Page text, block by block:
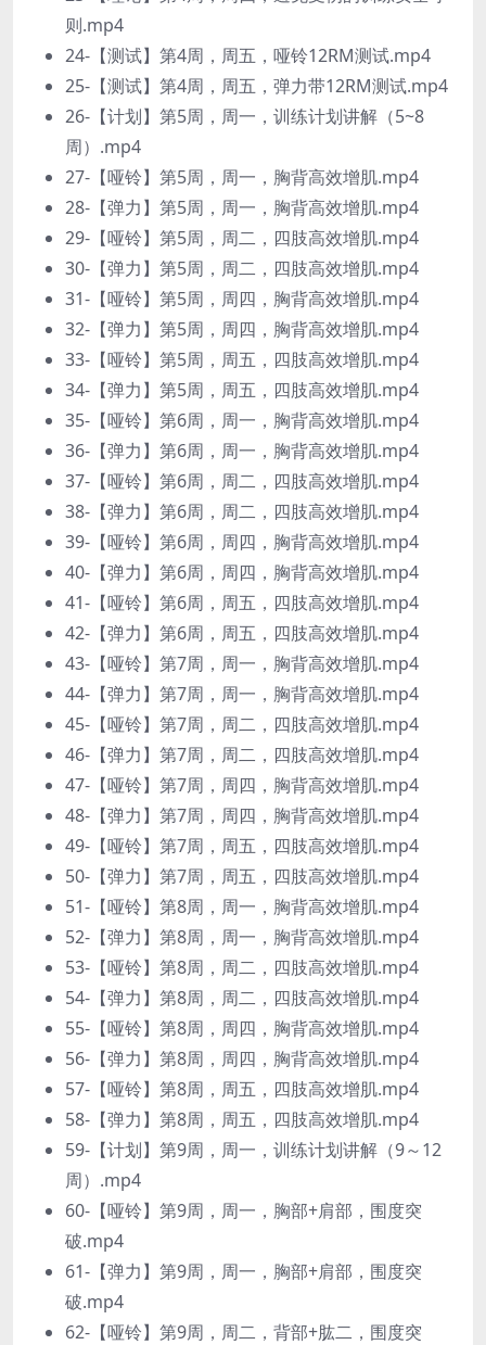
则.mp4
24-【测试】第4周，周五，哑铃12RM测试.mp4
25-【测试】第4周，周五，弹力带12RM测试.mp4
26-【计划】第5周，周一，训练计划讲解（5~8
周）.mp4
27-【哑铃】第5周，周一，胸背高效增肌.mp4
28-【弹力】第5周，周一，胸背高效增肌.mp4
29-【哑铃】第5周，周二，四肢高效增肌.mp4
30-【弹力】第5周，周二，四肢高效增肌.mp4
31-【哑铃】第5周，周四，胸背高效增肌.mp4
32-【弹力】第5周，周四，胸背高效增肌.mp4
33-【哑铃】第5周，周五，四肢高效增肌.mp4
34-【弹力】第5周，周五，四肢高效增肌.mp4
35-【哑铃】第6周，周一，胸背高效增肌.mp4
36-【弹力】第6周，周一，胸背高效增肌.mp4
37-【哑铃】第6周，周二，四肢高效增肌.mp4
38-【弹力】第6周，周二，四肢高效增肌.mp4
39-【哑铃】第6周，周四，胸背高效增肌.mp4
40-【弹力】第6周，周四，胸背高效增肌.mp4
41-【哑铃】第6周，周五，四肢高效增肌.mp4
42-【弹力】第6周，周五，四肢高效增肌.mp4
43-【哑铃】第7周，周一，胸背高效增肌.mp4
44-【弹力】第7周，周一，胸背高效增肌.mp4
45-【哑铃】第7周，周二，四肢高效增肌.mp4
46-【弹力】第7周，周二，四肢高效增肌.mp4
47-【哑铃】第7周，周四，胸背高效增肌.mp4
48-【弹力】第7周，周四，胸背高效增肌.mp4
49-【哑铃】第7周，周五，四肢高效增肌.mp4
50-【弹力】第7周，周五，四肢高效增肌.mp4
51-【哑铃】第8周，周一，胸背高效增肌.mp4
52-【弹力】第8周，周一，胸背高效增肌.mp4
53-【哑铃】第8周，周二，四肢高效增肌.mp4
54-【弹力】第8周，周二，四肢高效增肌.mp4
55-【哑铃】第8周，周四，胸背高效增肌.mp4
56-【弹力】第8周，周四，胸背高效增肌.mp4
57-【哑铃】第8周，周五，四肢高效增肌.mp4
58-【弹力】第8周，周五，四肢高效增肌.mp4
59-【计划】第9周，周一，训练计划讲解（9～12
周）.mp4
60-【哑铃】第9周，周一，胸部+肩部，围度突
破.mp4
61-【弹力】第9周，周一，胸部+肩部，围度突
破.mp4
62-【哑铃】第9周，周二，背部+肱二，围度突